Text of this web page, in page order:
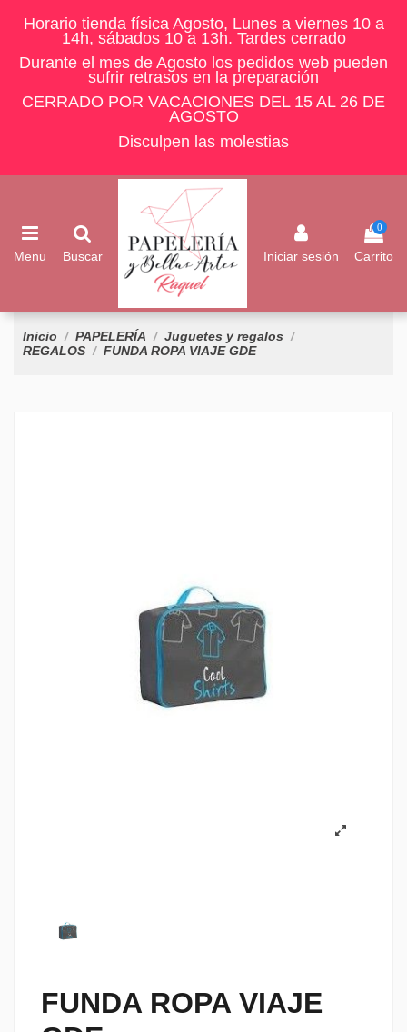
Horario tienda física Agosto, Lunes a viernes 10 a
14h, sábados 10 a 13h. Tardes cerrado
Durante el mes de Agosto los pedidos web pueden
sufrir retrasos en la preparación
CERRADO POR VACACIONES DEL 15 AL 26 DE
AGOSTO
Disculpen las molestias
Menu Buscar Iniciar sesión
0
Carrito
Inicio PAPELERÍA
Juguetes y regalos
REGALOS
FUNDA ROPA VIAJE GDE
FUNDA ROPA VIAJE